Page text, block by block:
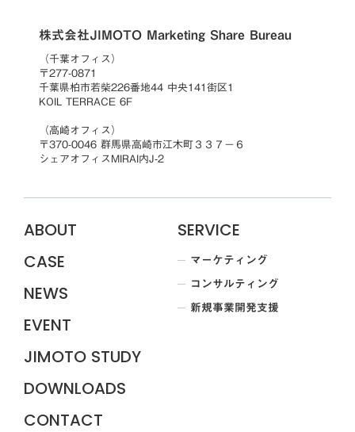
株式会社JIMOTO Marketing Share Bureau
（千葉オフィス）
〒277-0871
千葉県柏市若柴226番地44 中央141街区1
KOIL TERRACE 6F
（高崎オフィス）
〒370-0046 群馬県高崎市江木町３３７−６
シェアオフィスMIRAI内J-2
ABOUT
CASE
NEWS
EVENT
JIMOTO STUDY
DOWNLOADS
CONTACT
SERVICE
マーケティング
コンサルティング
新規事業開発支援